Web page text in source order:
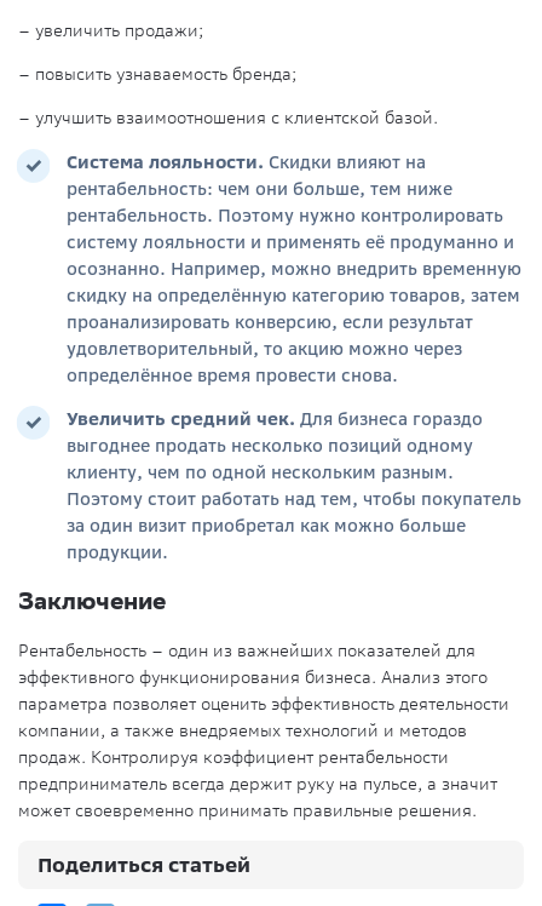
– увеличить продажи;
– повысить узнаваемость бренда;
– улучшить взаимоотношения с клиентской базой.
Система лояльности. Скидки влияют на
рентабельность: чем они больше, тем ниже
рентабельность. Поэтому нужно контролировать
систему лояльности и применять её продуманно и
осознанно. Например, можно внедрить временную
скидку на определённую категорию товаров, затем
проанализировать конверсию, если результат
удовлетворительный, то акцию можно через
определённое время провести снова.
Увеличить средний чек. Для бизнеса гораздо
выгоднее продать несколько позиций одному
клиенту, чем по одной нескольким разным.
Поэтому стоит работать над тем, чтобы покупатель
за один визит приобретал как можно больше
продукции.
Заключение
Рентабельность – один из важнейших показателей для
эффективного функционирования бизнеса. Анализ этого
параметра позволяет оценить эффективность деятельности
компании, а также внедряемых технологий и методов
продаж. Контролируя коэффициент рентабельности
предприниматель всегда держит руку на пульсе, а значит
может своевременно принимать правильные решения.
Поделиться статьей